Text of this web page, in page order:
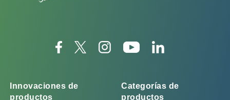
Innovaciones de
productos
Categorías de
productos